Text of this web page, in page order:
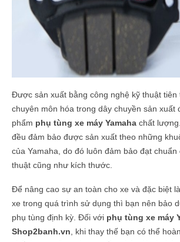
Được sản xuất bằng công nghệ kỹ thuật tiên
chuyên môn hóa trong dây chuyền sản xuất
phẩm phụ tùng xe máy Yamaha chất
đều đảm bảo được sản xuất theo những
của Yamaha, do đó luôn đảm bảo đạt chuẩn
thuật cũng như kích thước.
Để nâng cao sự an toàn cho xe và đặc biệt
xe trong quá trình sử dụng thì bạn nên bảo
phụ tùng định kỳ. Đối với phụ tùng xe máy
Shop2banh.vn , khi thay thế bạn có thể